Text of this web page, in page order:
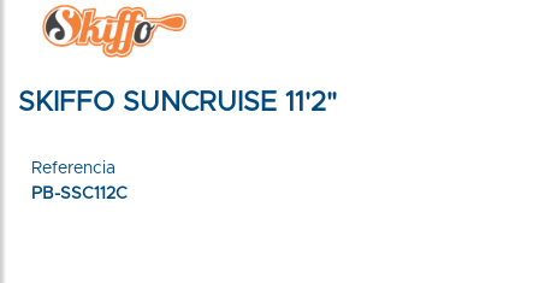
SKIFFO SUNCRUISE 11'2"
Referencia
PB-SSC112C